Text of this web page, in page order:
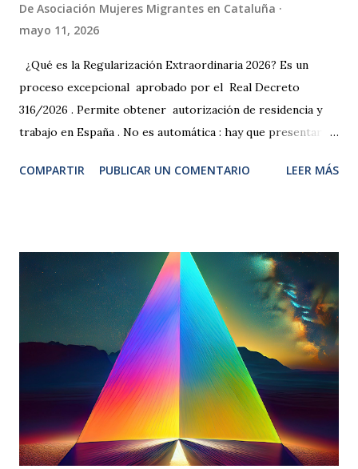
De Asociación Mujeres Migrantes en Cataluña
mayo 11, 2026
¿Qué es la Regularización Extraordinaria 2026? Es un
proceso excepcional aprobado por el Real Decreto
316/2026 . Permite obtener autorización de residencia y
trabajo en España . No es automática : hay que presentar
de junio de 2026 2. VÍAS DEL PROCESO DA20 : Para
pedido asilo nunca. Si nunca has trabajado legalmente en
España. Si no tienes contrato, oferta ni intención de
trabajar. SI no vives con hijos/as ni familiares directos. ✅
Todo el proceso es fácil, rápido y 100% online ¿Cómo
funciona ? Sencillo, sin colas y rápido: Puedes utilizar tu
movil, tablet o portatil para conectarte 1. Solicita tu cita a
través de este formulario . 2. Recibirás un correo...
COMPARTIR PUBLICAR UN COMENTARIO LEER MÁS